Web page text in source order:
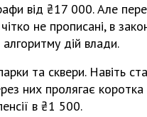
від ₴17 000. Але
не прописані, в
дій влади.
та сквери. Навіть
них пролягає
в ₴1 500.